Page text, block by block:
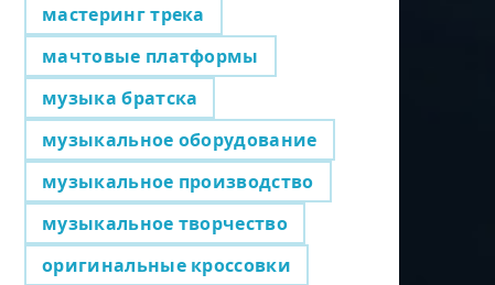
мастеринг трека
мачтовые платформы
музыка братска
музыкальное оборудование
музыкальное производство
музыкальное творчество
оригинальные кроссовки